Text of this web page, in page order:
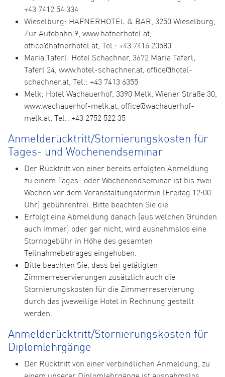
+43 7412 54 334
Wieselburg: HAFNERHOTEL & BAR, 3250 Wieselburg,
Zur Autobahn 9, www.hafnerhotel.at,
office@hafnerhotel.at, Tel.: +43 7416 20580
Maria Taferl: Hotel Schachner, 3672 Maria Taferl,
Taferl 24, www.hotel-schachner.at, office@hotel-
schachner.at, Tel.: +43 7413 6355
Melk: Hotel Wachauerhof, 3390 Melk, Wiener Straße 30,
www.wachauerhof-melk.at, office@wachauerhof-
melk.at, Tel.: +43 2752 522 35
Anmelderücktritt/Stornierungskosten für
Tages- und Wochenendseminar
Der Rücktritt von einer bereits erfolgten Anmeldung
zu einem Tages- oder Wochenendseminar ist bis zwei
Wochen vor dem Veranstaltungstermin (Freitag 12:00
Uhr) gebührenfrei. Bitte beachten Sie die
Erfolgt eine Abmeldung danach (aus welchen Gründen
auch immer) oder gar nicht, wird ausnahmslos eine
Stornogebühr in Höhe des gesamten
Teilnahmebetrages eingehoben.
Bitte beachten Sie, dass bei getätigten
Zimmerreservierungen zusätzlich auch die
Stornierungskosten für die Zimmerreservierung
durch das jweweilige Hotel in Rechnung gestellt
werden.
Anmelderücktritt/Stornierungskosten für
Diplomlehrgänge
Der Rücktritt von einer verbindlichen Anmeldung, zu